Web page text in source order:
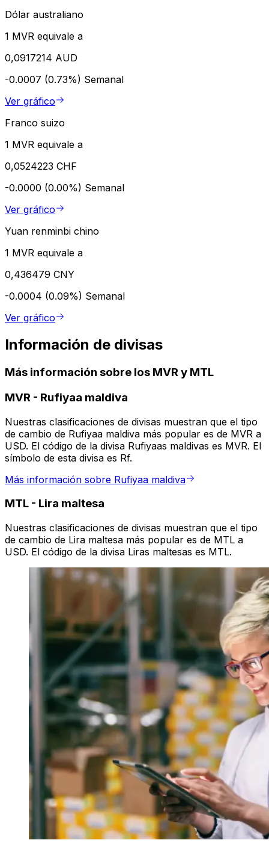
Dólar australiano
1 MVR equivale a
0,0917214 AUD
-0.0007 (0.73%) Semanal
Ver gráfico
Franco suizo
1 MVR equivale a
0,0524223 CHF
-0.0000 (0.00%) Semanal
Ver gráfico
Yuan renminbi chino
1 MVR equivale a
0,436479 CNY
-0.0004 (0.09%) Semanal
Ver gráfico
Información de divisas
Más información sobre los MVR y MTL
MVR - Rufiyaa maldiva
Nuestras clasificaciones de divisas muestran que el tipo
de cambio de Rufiyaa maldiva más popular es de MVR a
USD. El código de la divisa Rufiyaas maldivas es MVR. El
símbolo de esta divisa es Rf.
Más información sobre Rufiyaa maldiva
MTL - Lira maltesa
Nuestras clasificaciones de divisas muestran que el tipo
de cambio de Lira maltesa más popular es de MTL a
USD. El código de la divisa Liras maltesas es MTL.